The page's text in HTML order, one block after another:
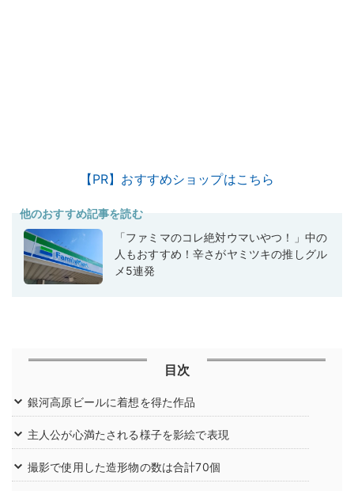
【PR】おすすめショップはこちら
他のおすすめ記事を読む
「ファミマのコレ絶対ウマいやつ！」中の
人もおすすめ！辛さがヤミツキの推しグル
メ5連発
目次
銀河高原ビールに着想を得た作品
主人公が心満たされる様子を影絵で表現
撮影で使用した造形物の数は合計70個